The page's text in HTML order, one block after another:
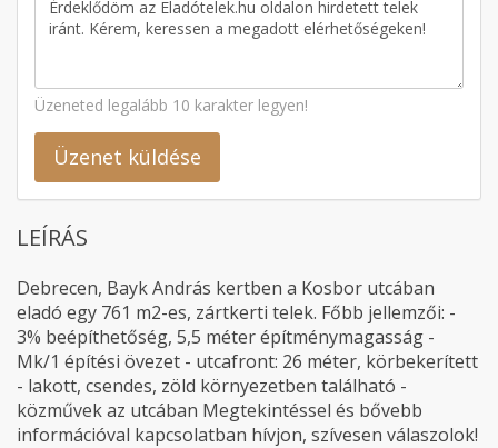
Üzeneted legalább 10 karakter legyen!
Üzenet küldése
LEÍRÁS
Debrecen, Bayk András kertben a Kosbor utcában
eladó egy 761 m2-es, zártkerti telek. Főbb jellemzői: -
3% beépíthetőség, 5,5 méter építménymagasság -
Mk/1 építési övezet - utcafront: 26 méter, körbekerített
- lakott, csendes, zöld környezetben található -
közművek az utcában Megtekintéssel és bővebb
információval kapcsolatban hívjon, szívesen válaszolok!